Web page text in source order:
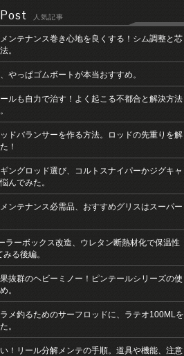
人気記事
ンテナンス巻き心地を良くする！シム調整と芯
。
やっぱゴムボートが本当おすすめ。
ルも自力で治す！よく起こる不都合と解決方法
ドバランサーを作る方法。ロッドの先重りを解
！
ングロッド選び、コルトスナイパーかジグキャ
んでみた。
ンテナンス必需品、おすすめグリスはスーパー
ラーボックス改造、ウレタン断熱材化で保温性
る後編。
抜群のヘビーミノー！ピンテールシリーズの使
。
メ釣るためのサーフロッドに、ラテオ100MLを
。
！リール分解メンテの手順。道具や機能、注意